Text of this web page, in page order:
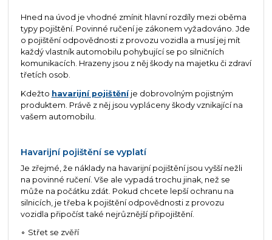
Hned na úvod je vhodné zmínit hlavní rozdíly mezi oběma
typy pojištění. Povinné ručení je zákonem vyžadováno. Jde
o pojištění odpovědnosti z provozu vozidla a musí jej mít
každý vlastník automobilu pohybující se po silničních
komunikacích. Hrazeny jsou z něj škody na majetku či zdraví
třetích osob.
Kdežto havarijní pojištěníje dobrovolným pojistným
produktem. Právě z něj jsou vypláceny škody vznikající na
vašem automobilu.
Havarijní pojištění se vyplatí
Je zřejmé, že náklady na havarijní pojištění jsou vyšší nežli
na povinné ručení. Vše ale vypadá trochu jinak, než se
může na počátku zdát. Pokud chcete lepší ochranu na
silnicích, je třeba k pojištění odpovědnosti z provozu
vozidla připočíst také nejrůznější připojištění.
Střet se zvěří